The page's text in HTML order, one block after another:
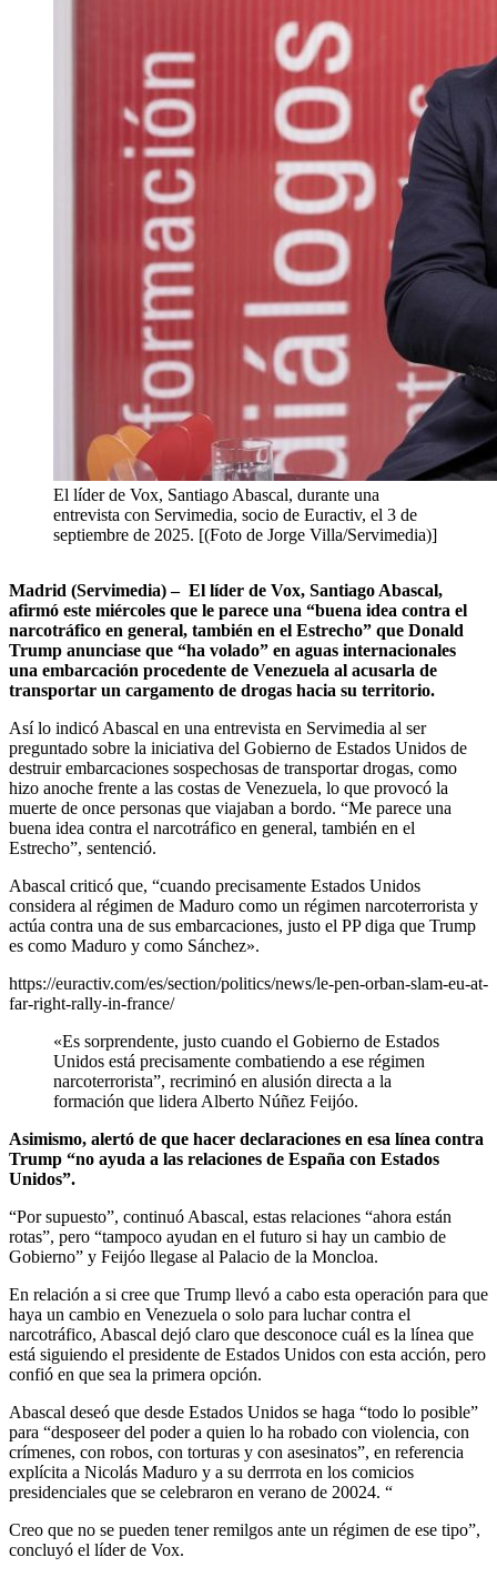
El líder de Vox, Santiago Abascal, durante una
entrevista con Servimedia, socio de Euractiv, el 3 de
septiembre de 2025. [(Foto de Jorge Villa/Servimedia)]
Madrid (Servimedia) – El líder de Vox, Santiago Abascal,
afirmó este miércoles que le parece una “buena idea contra el
narcotráfico en general, también en el Estrecho” que Donald
Trump anunciase que “ha volado” en aguas internacionales
una embarcación procedente de Venezuela al acusarla de
transportar un cargamento de drogas hacia su territorio.
Así lo indicó Abascal en una entrevista en Servimedia al ser
preguntado sobre la iniciativa del Gobierno de Estados Unidos de
destruir embarcaciones sospechosas de transportar drogas, como
hizo anoche frente a las costas de Venezuela, lo que provocó la
muerte de once personas que viajaban a bordo. “Me parece una
buena idea contra el narcotráfico en general, también en el
Estrecho”, sentenció.
Abascal criticó que, “cuando precisamente Estados Unidos
considera al régimen de Maduro como un régimen narcoterrorista y
actúa contra una de sus embarcaciones, justo el PP diga que Trump
es como Maduro y como Sánchez».
https://euractiv.com/es/section/politics/news/le-pen-orban-slam-eu-at-
far-right-rally-in-france/
«Es sorprendente, justo cuando el Gobierno de Estados
Unidos está precisamente combatiendo a ese régimen
narcoterrorista”, recriminó en alusión directa a la
formación que lidera Alberto Núñez Feijóo.
Asimismo, alertó de que hacer declaraciones en esa línea contra
Trump “no ayuda a las relaciones de España con Estados
Unidos”.
“Por supuesto”, continuó Abascal, estas relaciones “ahora están
rotas”, pero “tampoco ayudan en el futuro si hay un cambio de
Gobierno” y Feijóo llegase al Palacio de la Moncloa.
En relación a si cree que Trump llevó a cabo esta operación para que
haya un cambio en Venezuela o solo para luchar contra el
narcotráfico, Abascal dejó claro que desconoce cuál es la línea que
está siguiendo el presidente de Estados Unidos con esta acción, pero
confió en que sea la primera opción.
Abascal deseó que desde Estados Unidos se haga “todo lo posible”
para “desposeer del poder a quien lo ha robado con violencia, con
crímenes, con robos, con torturas y con asesinatos”, en referencia
explícita a Nicolás Maduro y a su derrrota en los comicios
presidenciales que se celebraron en verano de 20024. “
Creo que no se pueden tener remilgos ante un régimen de ese tipo”,
concluyó el líder de Vox.